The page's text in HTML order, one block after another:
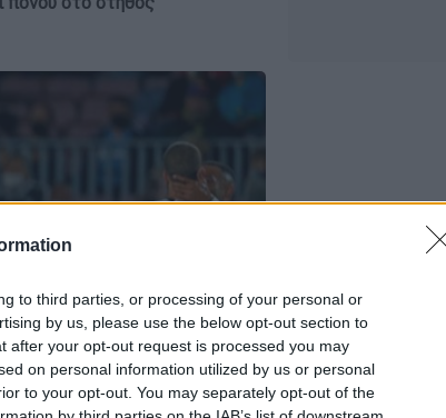
to third parties, or processing of your personal or
by us, please use the below opt-out section to
after your opt-out request is processed you may
on personal information utilized by us or personal
to your opt-out. You may separately opt-out of the